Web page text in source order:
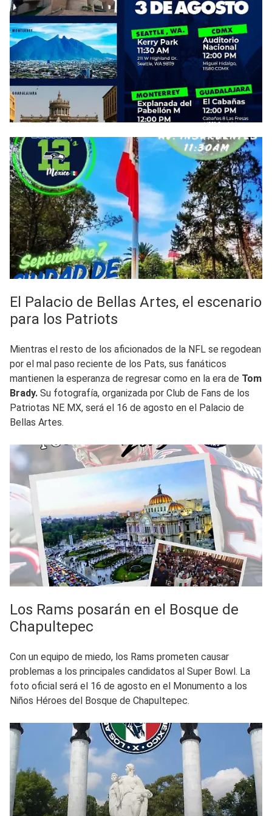
El Palacio de Bellas Artes, el escenario
para los Patriots
Mientras el resto de los aficionados de la NFL se regodean
por el mal paso reciente de los Pats, sus fanáticos
mantienen la esperanza de regresar como en la era de Tom
Brady. Su fotografía, organizada por Club de Fans de los
Patriotas NE MX, será el 16 de agosto en el Palacio de
Bellas Artes.
Los Rams posarán en el Bosque de
Chapultepec
Con un equipo de miedo, los Rams prometen causar
problemas a los principales candidatos al Super Bowl. La
foto oficial será el 16 de agosto en el Monumento a los
Niños Héroes del Bosque de Chapultepec.